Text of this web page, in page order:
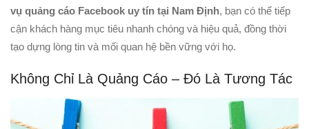
vụ quảng cáo Facebook uy tín tại Nam Định, bạn có thể tiếp
cận khách hàng mục tiêu nhanh chóng và hiệu quả, đồng thời
tạo dựng lòng tin và mối quan hệ bền vững với họ.
Không Chỉ Là Quảng Cáo – Đó Là Tương Tác